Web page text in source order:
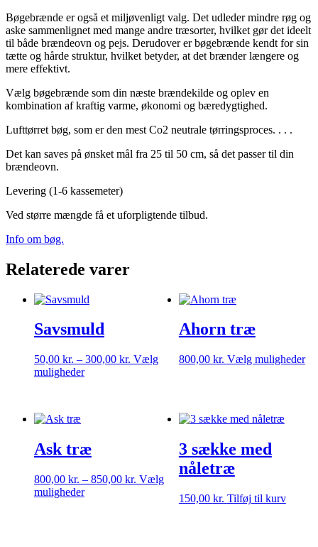
Bøgebrænde er også et miljøvenligt valg. Det udleder mindre røg og
aske sammenlignet med mange andre træsorter, hvilket gør det ideelt
til både brændeovn og pejs. Derudover er bøgebrænde kendt for sin
tætte og hårde struktur, hvilket betyder, at det brænder længere og
mere effektivt.
Vælg bøgebrænde som din næste brændekilde og oplev en
kombination af kraftig varme, økonomi og bæredygtighed.
Lufttørret bøg, som er den mest Co2 neutrale tørringsproces. . . .
Det kan saves på ønsket mål fra 25 til 50 cm, så det passer til din
brændeovn.
Levering (1-6 kassemeter)
Ved større mængde få et uforpligtende tilbud.
Info om bøg.
Relaterede varer
Savsmuld
50,00 kr. – 300,00 kr. Prisinterval:
Vælg
mulighederDette
kan
vælges
på
varesiden
Ahorn træ
800,00 kr. Vælg muligheder
Ask træ
800,00 kr. – 850,00 kr. Prisinterval:
Vælg
mulighederDette
3 sække med
nåletræ
150,00 kr. Tilføj til kurv